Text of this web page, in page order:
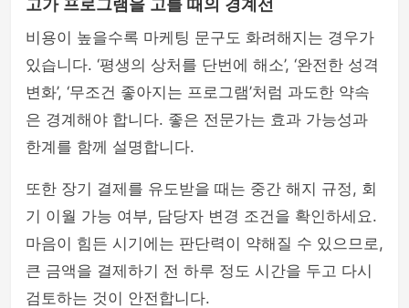
고가 프로그램을 고를 때의 경계선
비용이 높을수록 마케팅 문구도 화려해지는 경우가
있습니다. ‘평생의 상처를 단번에 해소’, ‘완전한 성격
변화’, ‘무조건 좋아지는 프로그램’처럼 과도한 약속
은 경계해야 합니다. 좋은 전문가는 효과 가능성과
한계를 함께 설명합니다.
또한 장기 결제를 유도받을 때는 중간 해지 규정, 회
기 이월 가능 여부, 담당자 변경 조건을 확인하세요.
마음이 힘든 시기에는 판단력이 약해질 수 있으므로,
큰 금액을 결제하기 전 하루 정도 시간을 두고 다시
검토하는 것이 안전합니다.